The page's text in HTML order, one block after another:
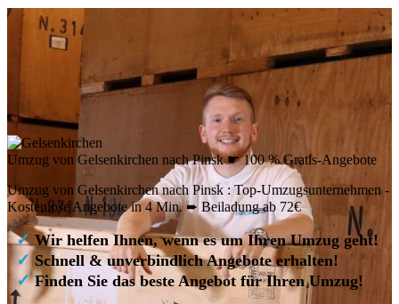
Umzug von Gelsenkirchen nach Pinsk ☛ 100 % Gratis-Angebote
Umzug von Gelsenkirchen nach Pinsk : Top-Umzugsunternehmen -
Kostenlose Angebote in 4 Min. ➨ Beiladung ab 72€
✓Wir helfen Ihnen, wenn es um Ihren Umzug geht!
✓ Schnell & unverbindlich Angebote erhalten!
✓Finden Sie das beste Angebot für Ihren Umzug!